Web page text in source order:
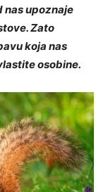
nas upoznaje
Zato
koja nas
osobine.